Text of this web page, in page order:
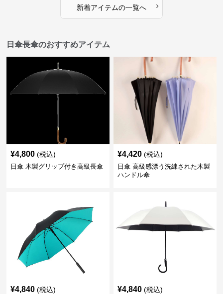
新着アイテムの一覧へ ›
日傘長傘のおすすめアイテム
¥4,800 (税込)
日傘 木製グリップ付き高級長傘
¥4,420 (税込)
日傘 高級感漂う洗練された木製
ハンドル傘
¥4,840 (税込) ¥4,840 (税込)